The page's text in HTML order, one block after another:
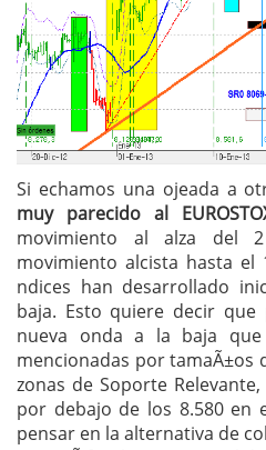
Si echamos una ojeada a
muy parecido al
movimiento al alza del
movimiento alcista hasta
ndices han desarrollado
baja. Esto quiere decir
nueva onda a la baja
mencionadas por tamaÃ±os
zonas de Soporte
por debajo de los 8.580 en
pensar en la alternativa de